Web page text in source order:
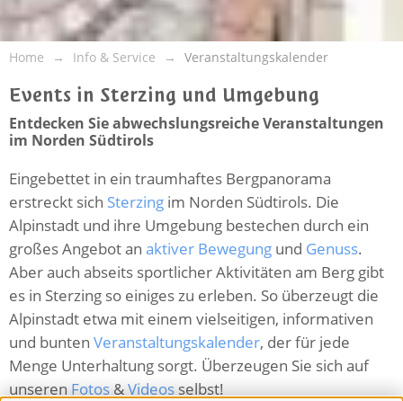
Home Info & Service Veranstaltungskalender
Events in Sterzing und Umgebung
Entdecken Sie abwechslungsreiche Veranstaltungen
im Norden Südtirols
Eingebettet in ein traumhaftes Bergpanorama
erstreckt sich Sterzing im Norden Südtirols. Die
Alpinstadt und ihre Umgebung bestechen durch ein
großes Angebot an aktiver Bewegung und Genuss.
Aber auch abseits sportlicher Aktivitäten am Berg gibt
es in Sterzing so einiges zu erleben. So überzeugt die
Alpinstadt etwa mit einem vielseitigen, informativen
und bunten Veranstaltungskalender, der für jede
Menge Unterhaltung sorgt. Überzeugen Sie sich auf
unserenFotos&Videosselbst!